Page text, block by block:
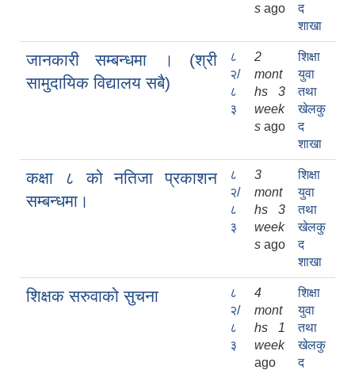
s ago
द
शाखा
जानकारी सम्बन्धमा । (श्री
सामुदायिक विद्यालय सबै)
८
२/
८
३
2
mont
hs 3
week
s ago
शिक्षा
युवा
तथा
खेलकु
द
शाखा
कक्षा ८ को नतिजा प्रकाशन
सम्बन्धमा।
८
२/
८
३
3
mont
hs 3
week
s ago
शिक्षा
युवा
तथा
खेलकु
द
शाखा
शिक्षक सरुवाको सुचना
८
२/
८
३
4
mont
hs 1
week
ago
शिक्षा
युवा
तथा
खेलकु
द